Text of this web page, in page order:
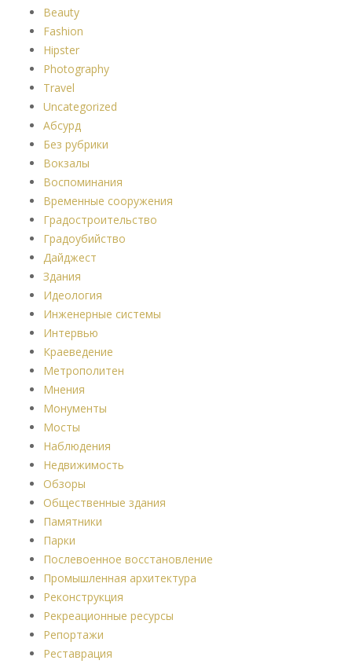
Beauty
Fashion
Hipster
Photography
Travel
Uncategorized
Абсурд
Без рубрики
Вокзалы
Воспоминания
Временные сооружения
Градостроительство
Градоубийство
Дайджест
Здания
Идеология
Инженерные системы
Интервью
Краеведение
Метрополитен
Мнения
Монументы
Мосты
Наблюдения
Недвижимость
Обзоры
Общественные здания
Памятники
Парки
Послевоенное восстановление
Промышленная архитектура
Реконструкция
Рекреационные ресурсы
Репортажи
Реставрация